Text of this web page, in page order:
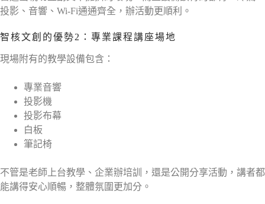
投影、音響、Wi-Fi通通齊全，辦活動更順利。
智核文創的優勢2：專業課程講座場地
現場附有的教學設備包含：
專業音響
投影機
投影布幕
白板
筆記椅
不管是老師上台教學、企業辦培訓，還是公開分享活動，講者都
能講得安心順暢，整體氛圍更加分。